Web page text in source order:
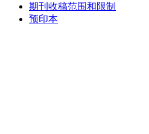
期刊收稿范围和限制
预印本